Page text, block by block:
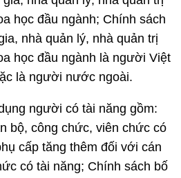
học đầu ngành; Chính sách
nhà quản lý, nhà quản trị
học đầu ngành là người Việt
là người nước ngoài.
người có tài năng gồm:
bộ, công chức, viên chức có
cấp tăng thêm đối với cán
có tài năng; Chính sách bố